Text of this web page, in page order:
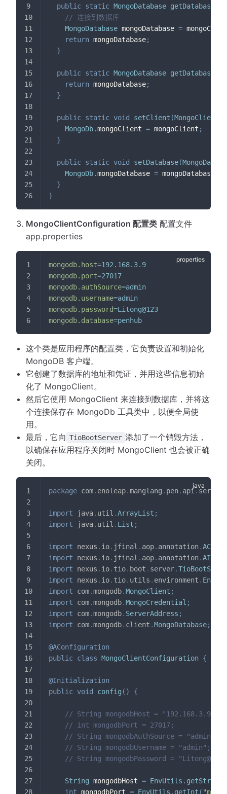
public static MongoDatabase getDatabase
// 连接到数据库
MongoDatabase mongoDatabase =
return mongoDatabase;
}
public static MongoDatabase getDatabase
return mongoDatabase;
}
public static void setClient (MongoClient
MongoDb.mongoClient = mongoClient ;
}
public static void setDatabase(
MongoDb.mongoDatabase = mongoDatabase
}
}
MongoClientConfiguration 配置类 配置文件
app.properties
mongodb.host=192.168.3.9
mongodb.port=27017
mongodb.authSource=admin
mongodb.username=admin
mongodb.password=Litong@123
mongodb.database=penhub
这个类是应用程序的配置类，它负责设置和初始化
MongoDB 客户端。
它创建了数据库的地址和凭证，并用这些信息初始
化了 MongoClient。
然后它使用 MongoClient 来连接到数据库，并将这
个连接保存在 MongoDb 工具类中，以便全局使
用。
最后，它向 TioBootServer 添加了一个销毁方法，
以确保在应用程序关闭时 MongoClient 也会被正确
关闭。
package com. enoleap.manglang . pen. api.server
import java. util .ArrayList ;
import
java. util . List ;
import nexus . io. jfinal . aop. annotation.
import
nexus . io. jfinal . aop. annotation.
import
nexus . io. tio. boot . server.
import
nexus . io. tio. utils . environment .
import
com.mongodb.MongoClient ;
import
com.mongodb.MongoCredential ;
import
com.mongodb. ServerAddress ;
import
com.mongodb. client .MongoDatabase;
@AConfiguration
public class MongoClientConfiguration {
@Initialization
public void config ( ) {
// String mongodbHost = "192.168.3.9";
// int mongodbPort = 27017;
// String mongodbAuthSource = "admin";
// String mongodbUsername = "admin";
// String mongodbPassword =
String mongodbHost = EnvUtils . getStr
int mongodbPort = EnvUtils . getInt (